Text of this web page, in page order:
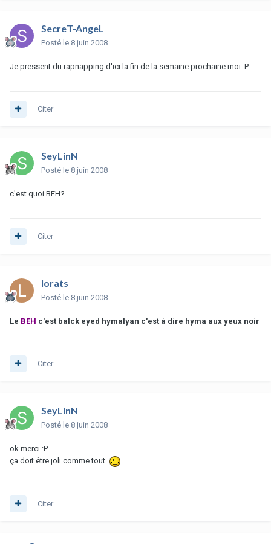
SecreT-AngeL
Posté le 8 juin 2008
Je pressent du rapnapping d'ici la fin de la semaine prochaine moi :P
Citer
SeyLinN
Posté le 8 juin 2008
c'est quoi BEH?
Citer
lorats
Posté le 8 juin 2008
Le BEH c'est balck eyed hymalyan c'est à dire hyma aux yeux noir
Citer
SeyLinN
Posté le 8 juin 2008
ok merci :P
ça doit être joli comme tout.
Citer